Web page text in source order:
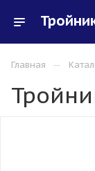
Главная —